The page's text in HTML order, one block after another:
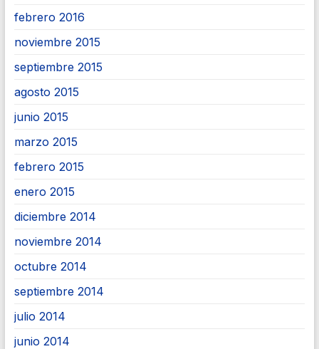
febrero 2016
noviembre 2015
septiembre 2015
agosto 2015
junio 2015
marzo 2015
febrero 2015
enero 2015
diciembre 2014
noviembre 2014
octubre 2014
septiembre 2014
julio 2014
junio 2014